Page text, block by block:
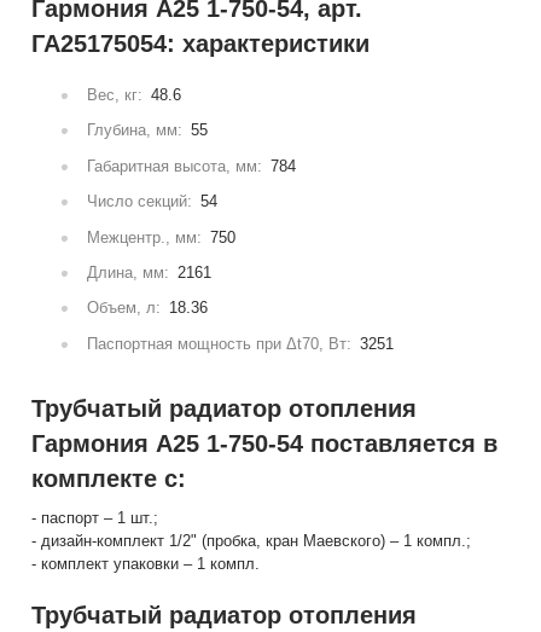
Гармония А25 1-750-54, арт.
ГА25175054: характеристики
Вес, кг: 48.6
Глубина, мм: 55
Габаритная высота, мм: 784
Число секций: 54
Межцентр., мм: 750
Длина, мм: 2161
Объем, л: 18.36
Паспортная мощность при Δt70, Вт: 3251
Трубчатый радиатор отопления
Гармония А25 1-750-54 поставляется в
комплекте с:
- паспорт – 1 шт.;
- дизайн-комплект 1/2" (пробка, кран Маевского) – 1 компл.;
- комплект упаковки – 1 компл.
Трубчатый радиатор отопления